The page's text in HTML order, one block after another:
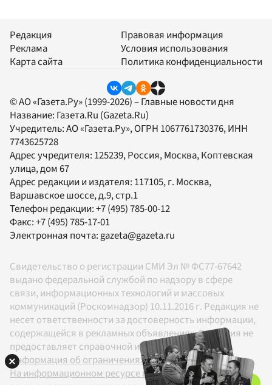
Редакция
Реклама
Карта сайта
Правовая информация
Условия использования
Политика конфиденциальности
© АО «Газета.Ру» (1999-2026) – Главные новости дня
Название: Газета.Ru (Gazeta.Ru)
Учредитель:АО «Газета.Ру», ОГРН 1067761730376, ИНН
7743625728
Адрес учредителя: 125239, Россия, Москва, Коптевская
улица, дом 67
Адрес редакции и издателя: 117105, г. Москва,
Варшавское шоссе, д.9, стр.1
Телефон редакции:+7 (495) 785-00-12
Факс:+7 (495) 785-17-01
Электронная почта: gazeta@gazeta.ru
Свидетельство о регистрации СМИ Эл № ФС77-67642
выдано федеральной службой по надзору в сфере
связи, информационных технологий и массовых
коммуникаций (Роскомнадзор) 10.11.2016 г. Редакция не
несет ответственности за достоверность информации,
содержащейся в рекламных объявлениях. Редакция не
предоставляет справочной информации.
Информация об ограничениях
На информационном ресурсе применяются